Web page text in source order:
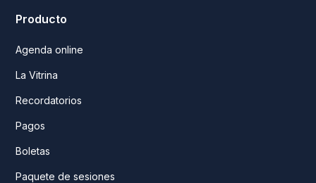
Producto
Agenda online
La Vitrina
Recordatorios
Pagos
Boletas
Paquete de sesiones